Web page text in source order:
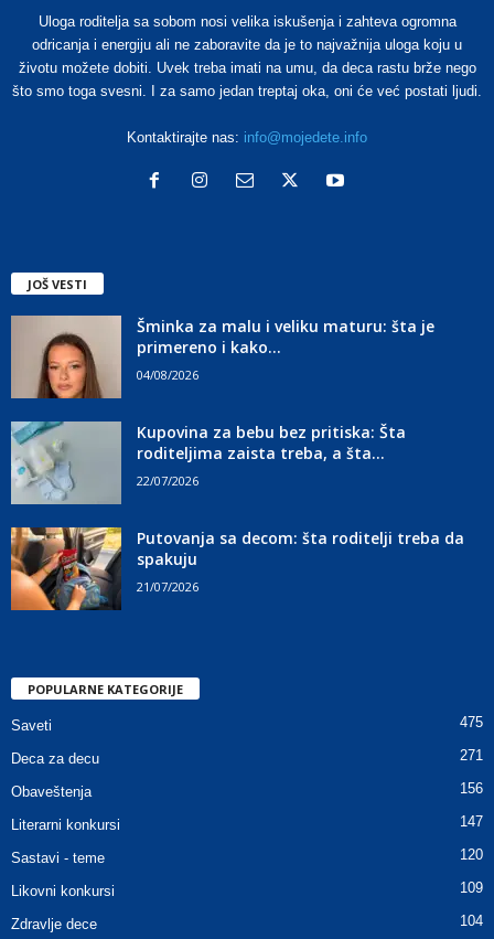
Uloga roditelja sa sobom nosi velika iskušenja i zahteva ogromna
odricanja i energiju ali ne zaboravite da je to najvažnija uloga koju u
životu možete dobiti. Uvek treba imati na umu, da deca rastu brže nego
što smo toga svesni. I za samo jedan treptaj oka, oni će već postati ljudi.
Kontaktirajte nas: info@mojedete.info
JOŠ VESTI
Šminka za malu i veliku maturu: šta je
primereno i kako...
04/08/2026
Kupovina za bebu bez pritiska: Šta
roditeljima zaista treba, a šta...
22/07/2026
Putovanja sa decom: šta roditelji treba da
spakuju
21/07/2026
POPULARNE KATEGORIJE
Saveti 475
Deca za decu 271
Obaveštenja 156
Literarni konkursi 147
Sastavi - teme 120
Likovni konkursi 109
Zdravlje dece 104